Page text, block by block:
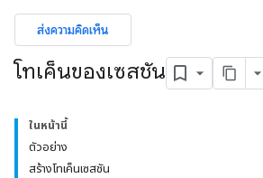
ส่งความคิดเห็น
โทเค็นของเซสชัน
ในหน้านี้
ตัวอย่าง
สร้างโทเค็นเซสชัน